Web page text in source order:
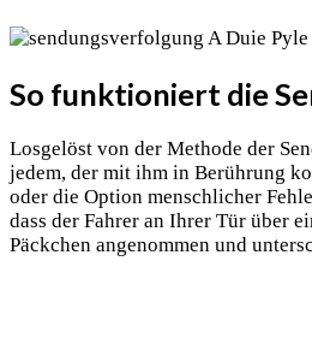
So funktioniert die
Losgelöst von der Methode der
jedem, der mit ihm in Berührung
oder die Option menschlicher
dass der Fahrer an Ihrer Tür über
Päckchen angenommen und